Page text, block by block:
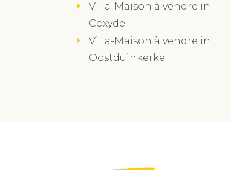
Villa-Maison à vendre in
Coxyde
Villa-Maison à vendre in
Oostduinkerke